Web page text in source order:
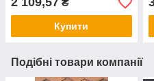
₴
Купити
Подібні товари компанії